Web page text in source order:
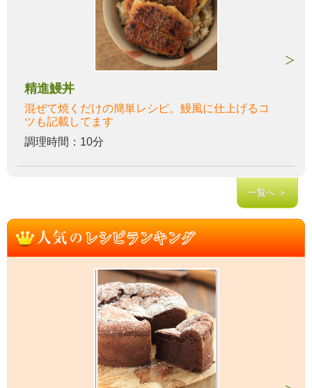
精進鰻丼
混ぜて焼くだけの簡単レシピ。鰻風に仕上げるコ
ツも記載してます
調理時間：10分
一覧へ ＞